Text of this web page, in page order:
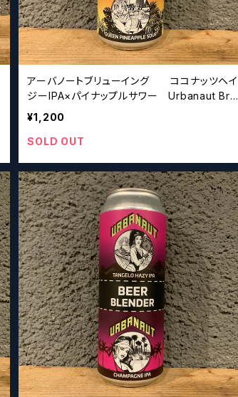
アーバノートブリューイング ココナッツヘイ
ジーIPA×パイナップルサワー Urbanaut Bre
wing Coconut Hazy IPA×Pineapple Sou
¥1,200
SOLD OUT